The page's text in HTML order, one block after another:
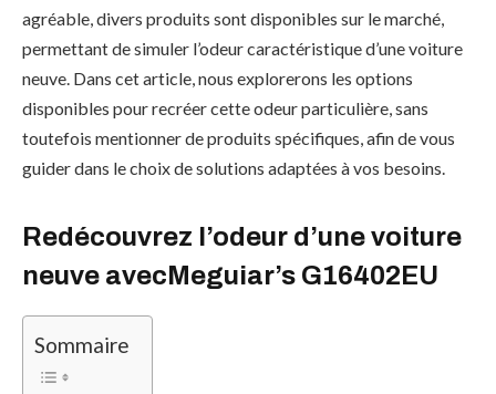
agréable, divers produits sont disponibles sur le marché,
permettant de simuler l’odeur caractéristique d’une voiture
neuve. Dans cet article, nous explorerons les options
disponibles pour recréer cette odeur particulière, sans
toutefois mentionner de produits spécifiques, afin de vous
guider dans le choix de solutions adaptées à vos besoins.
Redécouvrez l’odeur d’une voiture
neuve avecMeguiar’s G16402EU
Sommaire